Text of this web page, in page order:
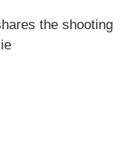
the shooting